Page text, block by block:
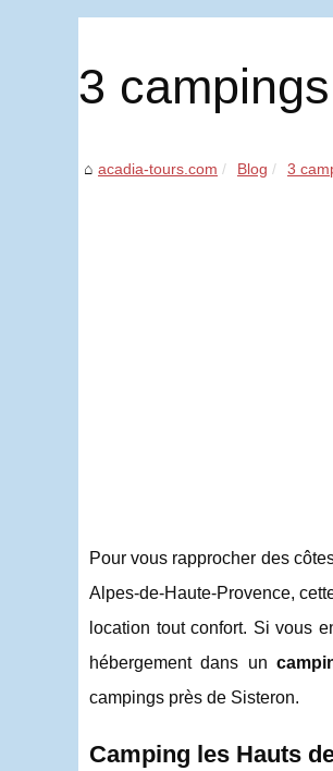
3
acadia-tours.com Blog 3
Pour vous rapprocher des
Alpes-de-Haute-Provence,
location tout confort. Si vous
hébergement dans un
campings près de Sisteron.
Camping les Hauts